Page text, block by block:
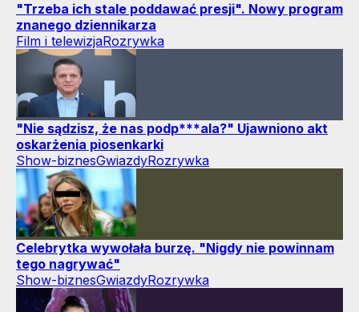
"Trzeba ich stale poddawać presji". Nowy program
znanego dziennikarza
Film i telewizjaRozrywka
"Nie sądzisz, że nas podp***ala?" Ujawniono akt
oskarżenia piosenkarki
Show-biznesGwiazdyRozrywka
Celebrytka wywołała burzę. "Nigdy nie powinnam
tego nagrywać"
Show-biznesGwiazdyRozrywka